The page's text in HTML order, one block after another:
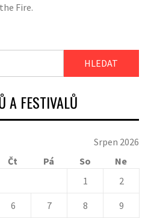
Fire.
A FESTIVALŮ
Srpen 2026
Čt Pá So
Ne
1
2
6 7 8 9